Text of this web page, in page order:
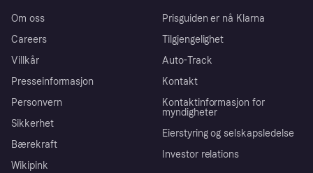
Om oss
Careers
Villkår
Presseinformasjon
Personvern
Sikkerhet
Bærekraft
Wikipink
Prisguiden er nå Klarna
Tilgjengelighet
Auto-Track
Kontakt
Kontaktinformasjon for
myndigheter
Eierstyring og selskapsledelse
Investor relations